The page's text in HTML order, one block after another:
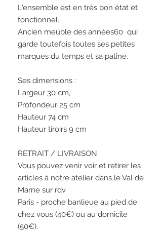
L'ensemble est en très bon état et
fonctionnel.
Ancien meuble des années60  qui
garde toutefois toutes ses petites
marques du temps et sa patine.
Ses dimensions :
Largeur 30 cm,
Profondeur 25 cm
Hauteur 74 cm
Hauteur tiroirs 9 cm
RETRAIT / LIVRAISON
Vous pouvez venir voir et retirer les
articles à notre atelier dans le Val de
Marne sur rdv
Paris - proche banlieue au pied de
chez vous (40€) ou au domicile
(50€).